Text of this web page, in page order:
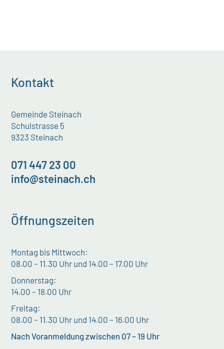
Kontakt
Gemeinde Steinach
Schulstrasse 5
9323 Steinach
071 447 23 00
info@steinach.ch
Öffnungszeiten
Montag bis Mittwoch:
08.00 – 11.30 Uhr und 14.00 – 17.00 Uhr
Donnerstag:
14.00 – 18.00 Uhr
Freitag:
08.00 – 11.30 Uhr und 14.00 – 16.00 Uhr
Nach Voranmeldung zwischen 07 – 19 Uhr